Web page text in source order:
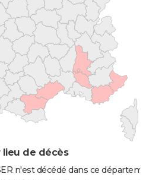
lieu de décès
n'est décédé dans ce